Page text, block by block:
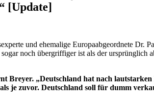
[Update]
und ehemalige Europaabgeordnete Dr.
noch übergriffiger ist als der ursprünglich
Breyer. „Deutschland hat nach
je zuvor. Deutschland soll für dumm